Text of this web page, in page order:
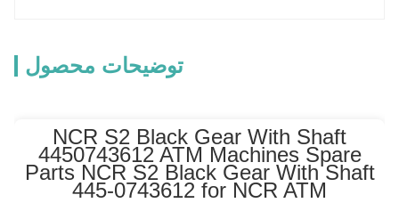
توضیحات محصول
NCR S2 Black Gear With Shaft
4450743612 ATM Machines Spare
Parts NCR S2 Black Gear With Shaft
445-0743612 for NCR ATM